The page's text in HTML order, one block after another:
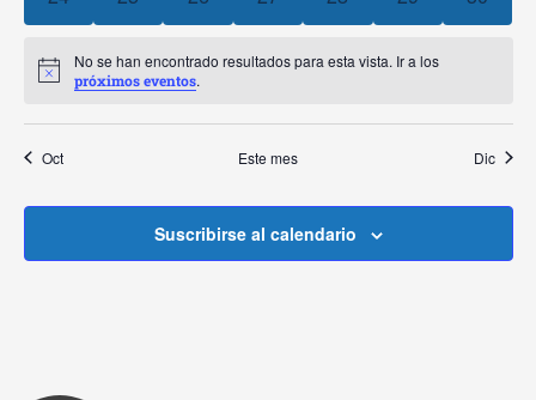
Aviso
No se han encontrado resultados para esta vista. Ir a los
próximos eventos.
Oct Este mes Dic
Suscribirse al calendario